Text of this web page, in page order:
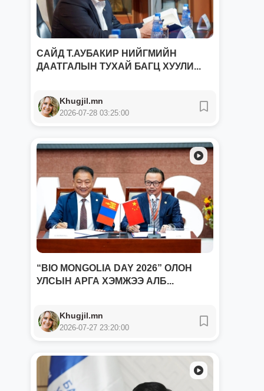
САЙД Т.АУБАКИР НИЙГМИЙН
ДААТГАЛЫН ТУХАЙ БАГЦ ХУУЛИ...
Khugjil.mn
2026-07-28 03:25:00
“BIO MONGOLIA DAY 2026” ОЛОН
УЛСЫН АРГА ХЭМЖЭЭ АЛБ...
Khugjil.mn
2026-07-27 23:20:00